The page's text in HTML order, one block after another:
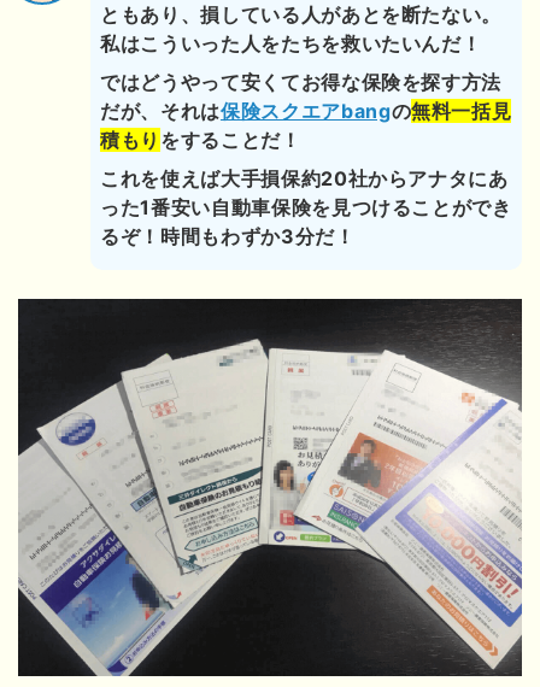
ともあり、損している人があとを断たない。
私はこういった人をたちを救いたいんだ！
ではどうやって安くてお得な保険を探す方法
だが、それは保険スクエアbangの無料一括見
積もり をすることだ！
これを使えば大手損保約20社からアナタにあ
った1番安い自動車保険を見つけることができ
るぞ！時間もわずか3分だ！